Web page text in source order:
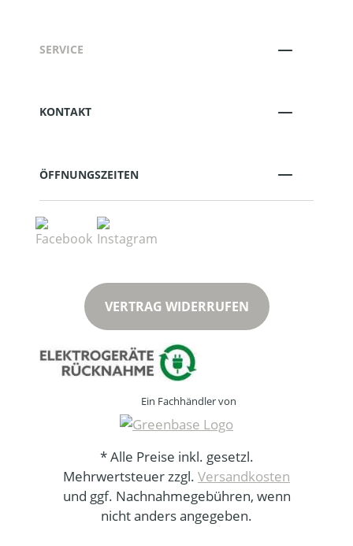
SERVICE
KONTAKT
ÖFFNUNGSZEITEN
VERTRAG WIDERRUFEN
Ein Fachhändler von
* Alle Preise inkl. gesetzl.
Mehrwertsteuer zzgl. Versandkosten
und ggf. Nachnahmegebühren, wenn
nicht anders angegeben.